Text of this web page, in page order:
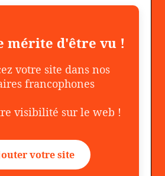
mérite d'être vu !
votre site dans nos
francophones
visibilité sur le web !
votre site